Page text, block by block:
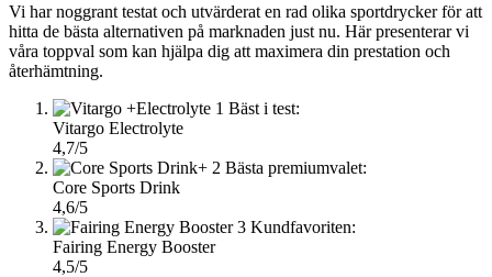
Vi har noggrant testat och utvärderat en rad olika sportdrycker för att
hitta de bästa alternativen på marknaden just nu. Här presenterar vi
våra toppval som kan hjälpa dig att maximera din prestation och
återhämtning.
1 Bäst i test:
Vitargo Electrolyte
4,7/5
2 Bästa premiumvalet:
Core Sports Drink
4,6/5
3 Kundfavoriten:
Fairing Energy Booster
4,5/5